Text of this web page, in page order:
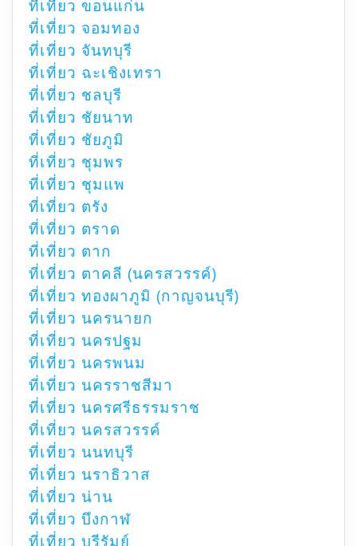
ที่เที่ยว ขอนแก่น
ที่เที่ยว จอมทอง
ที่เที่ยว จันทบุรี
ที่เที่ยว ฉะเชิงเทรา
ที่เที่ยว ชลบุรี
ที่เที่ยว ชัยนาท
ที่เที่ยว ชัยภูมิ
ที่เที่ยว ชุมพร
ที่เที่ยว ชุมแพ
ที่เที่ยว ตรัง
ที่เที่ยว ตราด
ที่เที่ยว ตาก
ที่เที่ยว ตาคลี (นครสวรรค์)
ที่เที่ยว ทองผาภูมิ (กาญจนบุรี)
ที่เที่ยว นครนายก
ที่เที่ยว นครปฐม
ที่เที่ยว นครพนม
ที่เที่ยว นครราชสีมา
ที่เที่ยว นครศรีธรรมราช
ที่เที่ยว นครสวรรค์
ที่เที่ยว นนทบุรี
ที่เที่ยว นราธิวาส
ที่เที่ยว น่าน
ที่เที่ยว บึงกาฬ
ที่เที่ยว บุรีรัมย์